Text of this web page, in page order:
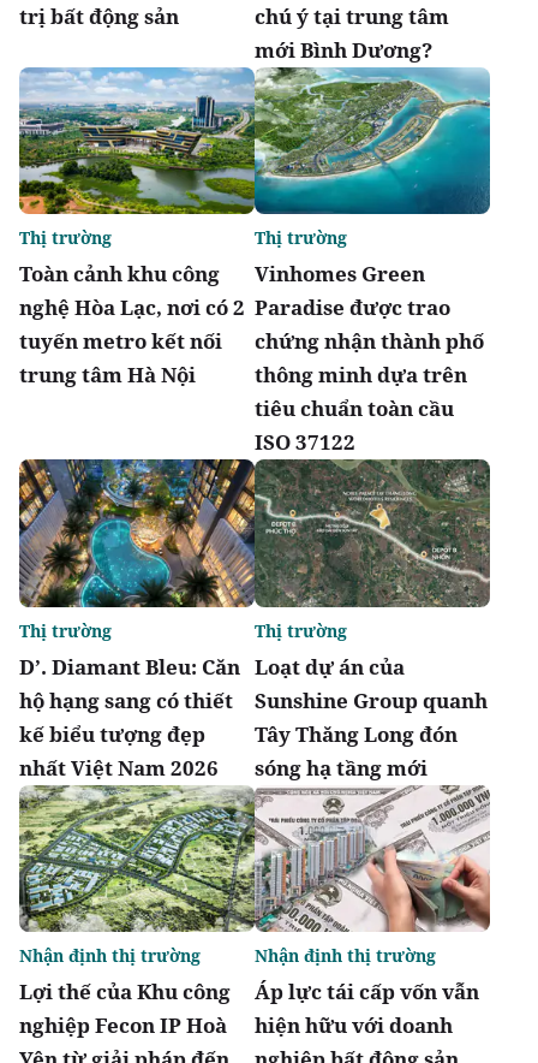
trị bất động sản
chú ý tại trung tâm
mới Bình Dương?
Toàn cảnh khu công
nghệ Hòa Lạc, nơi có 2
tuyến metro kết nối
trung tâm Hà Nội
Thị trường
Vinhomes Green
Paradise được trao
chứng nhận thành phố
thông minh dựa trên
tiêu chuẩn toàn cầu
ISO 37122
Thị trường
D’. Diamant Bleu: Căn
hộ hạng sang có thiết
kế biểu tượng đẹp
nhất Việt Nam 2026
Thị trường
Loạt dự án của
Sunshine Group quanh
Tây Thăng Long đón
sóng hạ tầng mới
Thị trường
Lợi thế của Khu công
nghiệp Fecon IP Hoà
Nhận định thị trường
Áp lực tái cấp vốn vẫn
hiện hữu với doanh
Nhận định thị trường